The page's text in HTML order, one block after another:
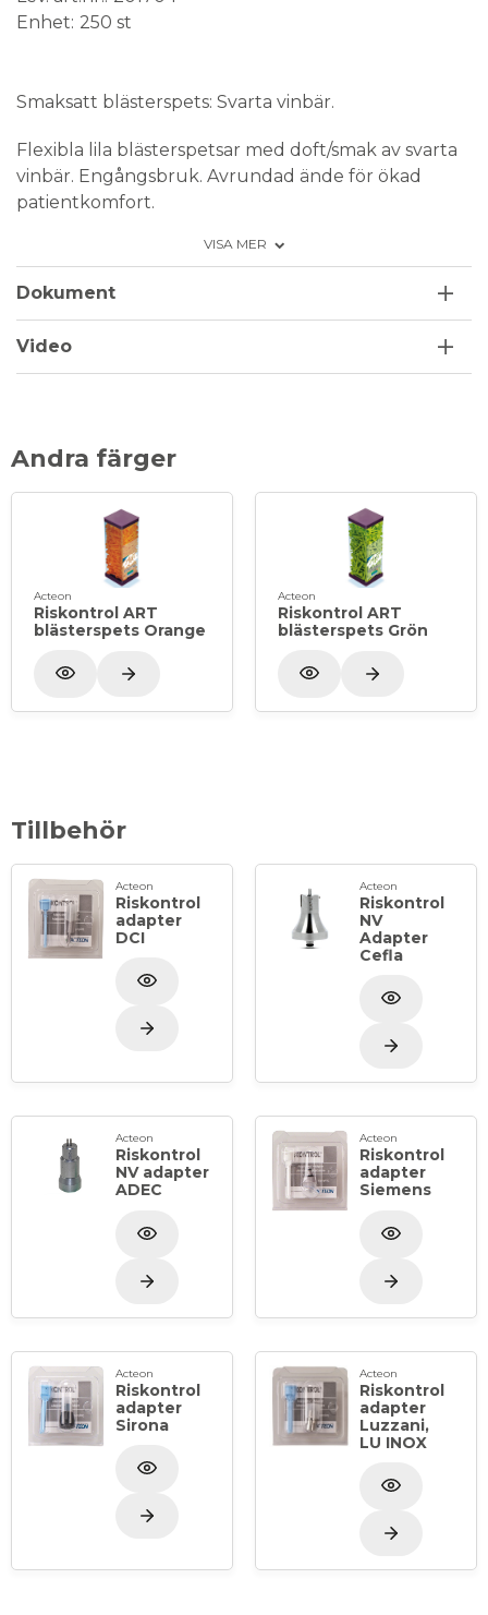
Enhet 250 st
Smaksatt blästerspets: Svarta vinbär.
Flexibla lila blästerspetsar med doft/smak av svarta
vinbär. Engångsbruk. Avrundad ände för ökad
patientkomfort.
VISA MER
Dokument
Video
Andra färger
Acteon
Riskontrol ART
blästerspets Orange
Acteon
Riskontrol ART
blästerspets Grön
Tillbehör
Acteon
Riskontrol
adapter
DCI
Acteon
Riskontrol
NV
Adapter
Cefla
Acteon
Riskontrol
NV adapter
ADEC
Acteon
Riskontrol
adapter
Siemens
Acteon
Riskontrol
adapter
Sirona
Acteon
Riskontrol
adapter
Luzzani,
LU INOX